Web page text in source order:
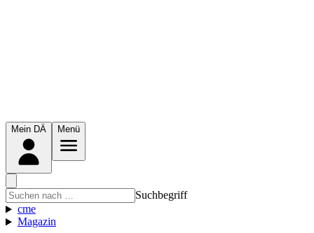
Mein DÄ Menü
Suchbegriff
cme
Magazin